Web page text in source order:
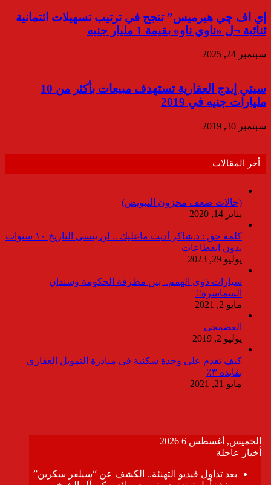
إي اف چي هيرميس” تنجح في ترتيب تسهيلات ائتمانية
ثنائية ¬ل «ناوي ناو» بقيمة 1 مليار جنيه
سبتمبر 24, 2025
سيتي إيدج العقارية تستهدف مبيعات بأكثر من 10
مليارات جنيه في 2019
سبتمبر 30, 2019
أخر المقالات
(حالات ضعف مخزون التبويض)
يناير 14, 2020
كلمة حق : د.شاكر أديت ماعليك .. لن ينسى التاريخ ١٠ سنوات
بدون انقطاعات
يوليو 29, 2023
سيارات ذوى الهمم.. بين مطرقة الحكومة وسندان
السماسرة!!
مايو 2, 2021
العضمجى
يوليو 2, 2019
كيف تقدم على وحدة سكنية فى مبادرة التمويل العقاري
بفايدة ٣٪
مايو 21, 2021